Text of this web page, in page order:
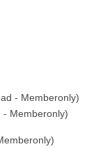
- Memberonly)
- Memberonly)